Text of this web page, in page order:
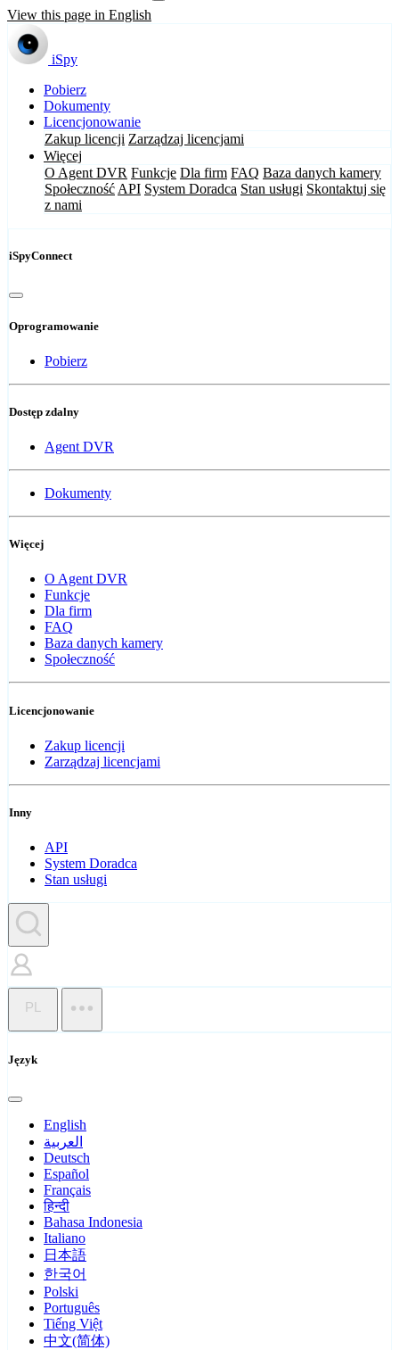
View this page in English
iSpy
Pobierz
Dokumenty
Licencjonowanie
Zakup licencji Zarządzaj licencjami
Więcej
O Agent DVR Funkcje Dla firm FAQ Baza danych kamery
Społeczność API System Doradca Stan usługi Skontaktuj się
z nami
iSpyConnect
Oprogramowanie
Pobierz
Dostęp zdalny
Agent DVR
Dokumenty
Więcej
O Agent DVR
Funkcje
Dla firm
FAQ
Baza danych kamery
Społeczność
Licencjonowanie
Zakup licencji
Zarządzaj licencjami
Inny
API
System Doradca
Stan usługi
PL
Język
English
العربية
Deutsch
Español
Français
हिन्दी
Bahasa Indonesia
Italiano
日本語
한국어
Polski
Português
Tiếng Việt
中文(简体)